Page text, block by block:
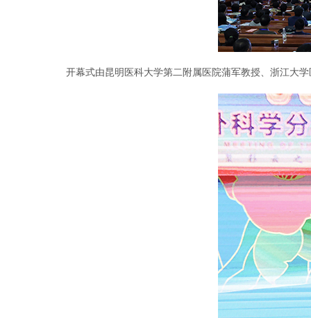
开幕式由昆明医科大学第二附属医院蒲军教授、浙江大学